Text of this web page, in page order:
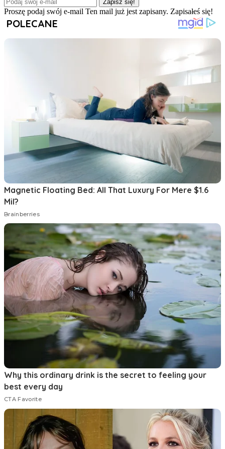
Zapisz się!
Proszę podaj swój e-mail Ten mail już jest zapisany. Zapisałeś się!